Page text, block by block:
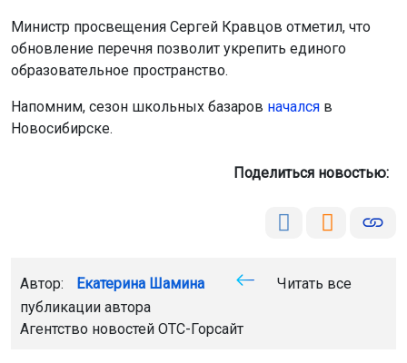
Министр просвещения Сергей Кравцов отметил, что
обновление перечня позволит укрепить единого
образовательное пространство.
Напомним, сезон школьных базаров начался в
Новосибирске.
Поделиться новостью:
Автор: Екатерина Шамина
Читать все
публикации автора
Агентство новостей ОТС-Горсайт